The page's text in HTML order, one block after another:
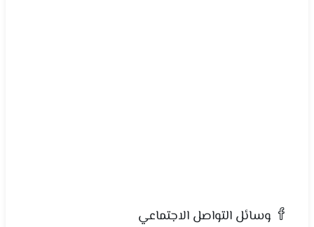
وسائل التواصل الاجتماعي